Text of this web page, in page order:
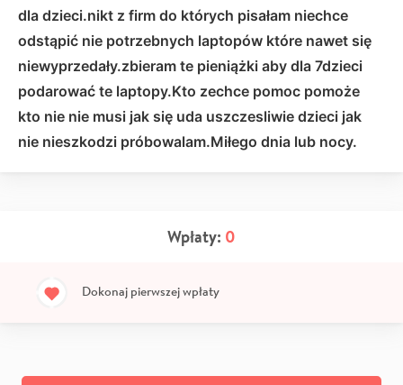
dla dzieci.nikt z firm do których pisałam niechce
odstąpić nie potrzebnych laptopów które nawet się
niewyprzedały.zbieram te pieniążki aby dla 7dzieci
podarować te laptopy.Kto zechce pomoc pomoże
kto nie nie musi jak się uda uszczesliwie dzieci jak
nie nieszkodzi próbowalam.Miłego dnia lub nocy.
Wpłaty: 0
Dokonaj pierwszej wpłaty